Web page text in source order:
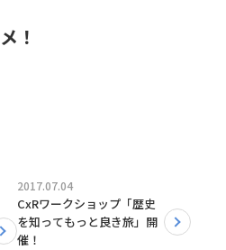
！
2017.07.04
CxRワークショップ「歴史
を知ってもっと良き旅」開
催！